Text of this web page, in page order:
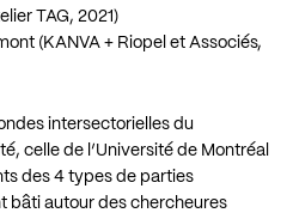
TAG, 2021)
(KANVA + Riopel et Associés,
intersectorielles du
celle de l’Université de Montréal
des 4 types de parties
bâti autour des chercheures